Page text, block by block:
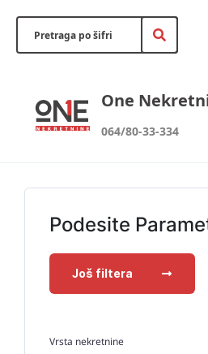
One
064/80-33-334
Podesite
Još filtera
Vrsta nekretnine